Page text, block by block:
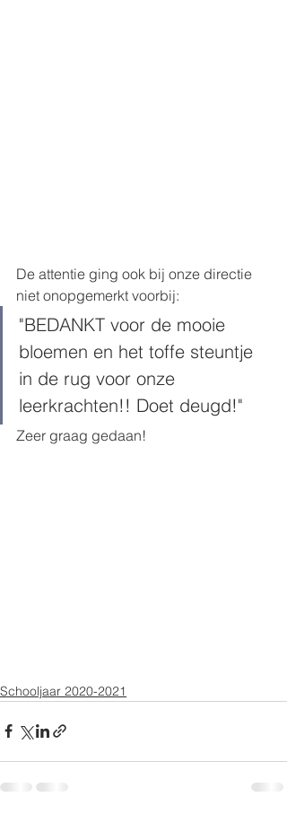
De attentie ging ook bij onze directie
niet onopgemerkt voorbij:
"BEDANKT voor de mooie
bloemen en het toffe steuntje
in de rug voor onze
leerkrachten!! Doet deugd!"
Zeer graag gedaan!
Schooljaar 2020-2021